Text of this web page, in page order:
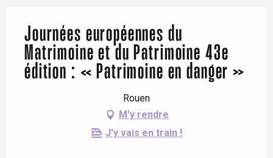
Journées européennes du
Matrimoine et du Patrimoine 43e
édition : « Patrimoine en danger »
Rouen
M'y rendre
J'y vais en train !